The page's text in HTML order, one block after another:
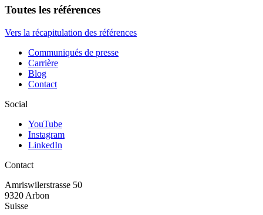
Toutes les références
Vers la récapitulation des références
Communiqués de presse
Carrière
Blog
Contact
Social
YouTube
Instagram
LinkedIn
Contact
Amriswiler­strasse 50
9320 Arbon
Suisse